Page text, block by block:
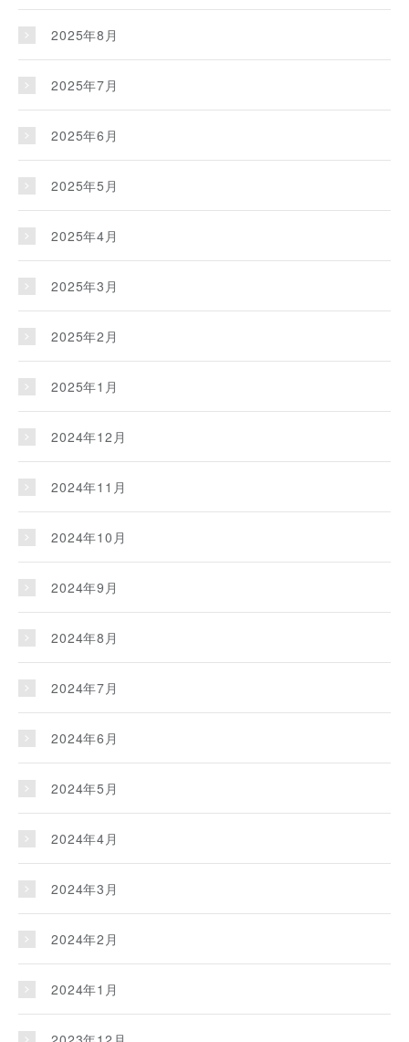
2025年8月
2025年7月
2025年6月
2025年5月
2025年4月
2025年3月
2025年2月
2025年1月
2024年12月
2024年11月
2024年10月
2024年9月
2024年8月
2024年7月
2024年6月
2024年5月
2024年4月
2024年3月
2024年2月
2024年1月